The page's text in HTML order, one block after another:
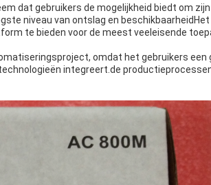
dat gebruikers de mogelijkheid biedt om
niveau van ontslag en
te bieden voor de meest veeleisende
omdat het gebruikers een
integreert.de